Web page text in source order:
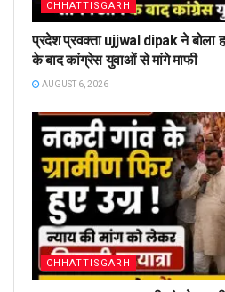
CHHATTISGARH
प्रदेश प्रवक्ता ujjwal dipak ने बोला
के बाद कांग्रेस युवाओं से मांगे माफी
AUGUST 6, 2026
CHHATTISGARH